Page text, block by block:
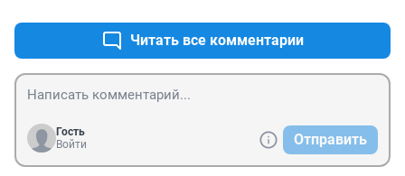
Читать все комментарии
Гость
Войти
Отправить